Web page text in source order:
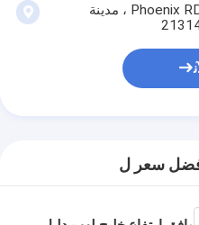
# 19 Phoenix RD ، TsaiLing Industrial Park ، مدينة
سعر ل